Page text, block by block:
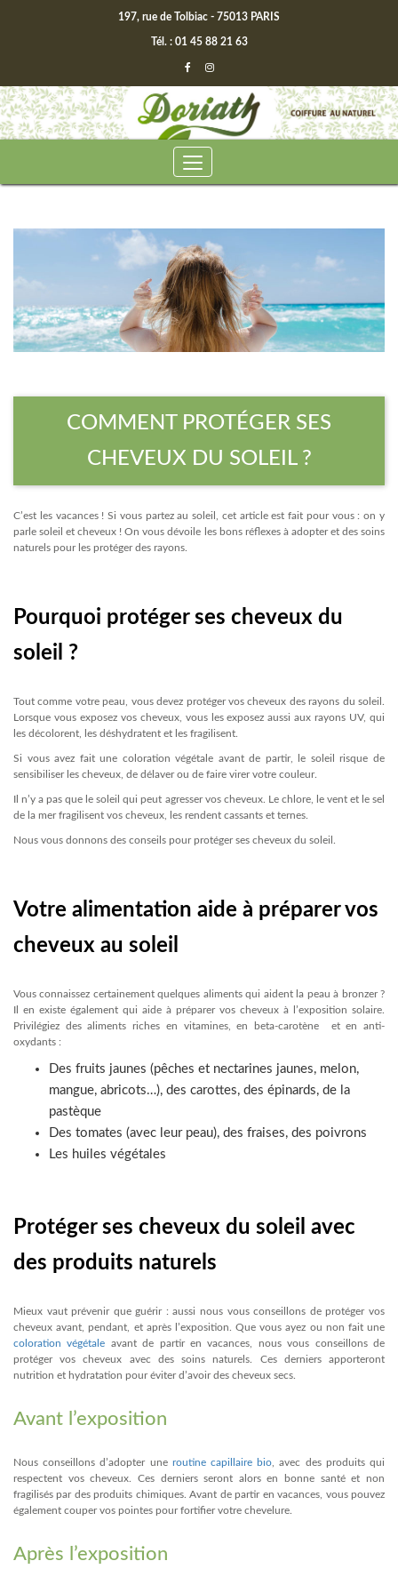
197, rue de Tolbiac - 75013 PARIS
Tél. : 01 45 88 21 63
COMMENT PROTÉGER SES
CHEVEUX DU SOLEIL ?
C’est les vacances ! Si vous partez au soleil, cet article est fait pour vous : on y
parle soleil et cheveux ! On vous dévoile les bons réflexes à adopter et des soins
naturels pour les protéger des rayons.
Pourquoi protéger ses cheveux du
soleil ?
Tout comme votre peau, vous devez protéger vos cheveux des rayons du soleil.
Lorsque vous exposez vos cheveux, vous les exposez aussi aux rayons UV, qui
les décolorent, les déshydratent et les fragilisent.
Si vous avez fait une coloration végétale avant de partir, le soleil risque de
sensibiliser les cheveux, de délaver ou de faire virer votre couleur.
Il n’y a pas que le soleil qui peut agresser vos cheveux. Le chlore, le vent et le sel
de la mer fragilisent vos cheveux, les rendent cassants et ternes.
Nous vous donnons des conseils pour protéger ses cheveux du soleil.
Votre alimentation aide à préparer vos
cheveux au soleil
Vous connaissez certainement quelques aliments qui aident la peau à bronzer ?
Il en existe également qui aide à préparer vos cheveux à l’exposition solaire.
Privilégiez des aliments riches en vitamines, en beta-carotène et en anti-
oxydants :
Des fruits jaunes (pêches et nectarines jaunes, melon,
mangue, abricots…), des carottes, des épinards, de la
pastèque
Des tomates (avec leur peau), des fraises, des poivrons
Les huiles végétales
Protéger ses cheveux du soleil avec
des produits naturels
Mieux vaut prévenir que guérir : aussi nous vous conseillons de protéger vos
cheveux avant, pendant, et après l’exposition. Que vous ayez ou non fait une
coloration végétale avant de partir en vacances, nous vous conseillons de
protéger vos cheveux avec des soins naturels. Ces derniers apporteront
nutrition et hydratation pour éviter d’avoir des cheveux secs.
Avant l’exposition
Nous conseillons d’adopter une routine capillaire bio , avec des produits qui
respectent vos cheveux. Ces derniers seront alors en bonne santé et non
fragilisés par des produits chimiques. Avant de partir en vacances, vous pouvez
également couper vos pointes pour fortifier votre chevelure.
Après l’exposition